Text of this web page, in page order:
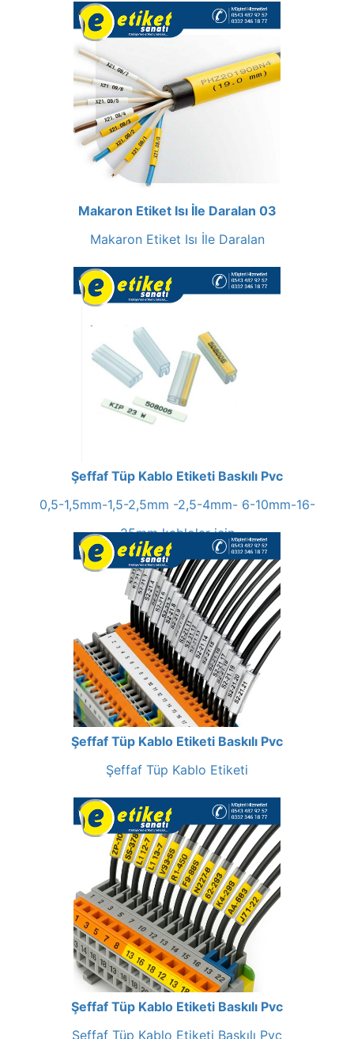
Makaron Etiket Isı İle Daralan 03
Makaron Etiket Isı İle Daralan
Şeffaf Tüp Kablo Etiketi Baskılı Pvc
0,5-1,5mm-1,5-2,5mm -2,5-4mm- 6-10mm-16-
25mm kablolar için
Şeffaf Tüp Kablo Etiketi Baskılı Pvc
Şeffaf Tüp Kablo Etiketi
Şeffaf Tüp Kablo Etiketi Baskılı Pvc
Şeffaf Tüp Kablo Etiketi Baskılı Pvc